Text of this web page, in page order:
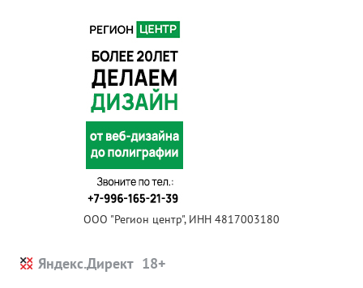
ООО "Регион центр", ИНН 4817003180
Яндекс.Директ